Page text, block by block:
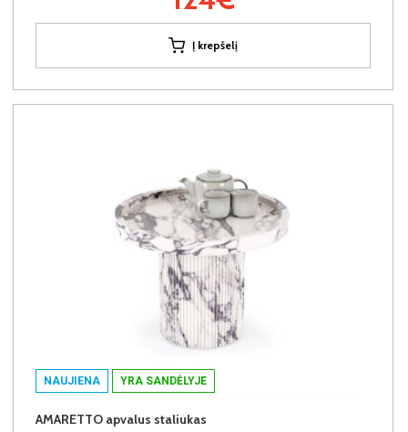
Į krepšelį
NAUJIENA YRA SANDĖLYJE
AMARETTO apvalus staliukas